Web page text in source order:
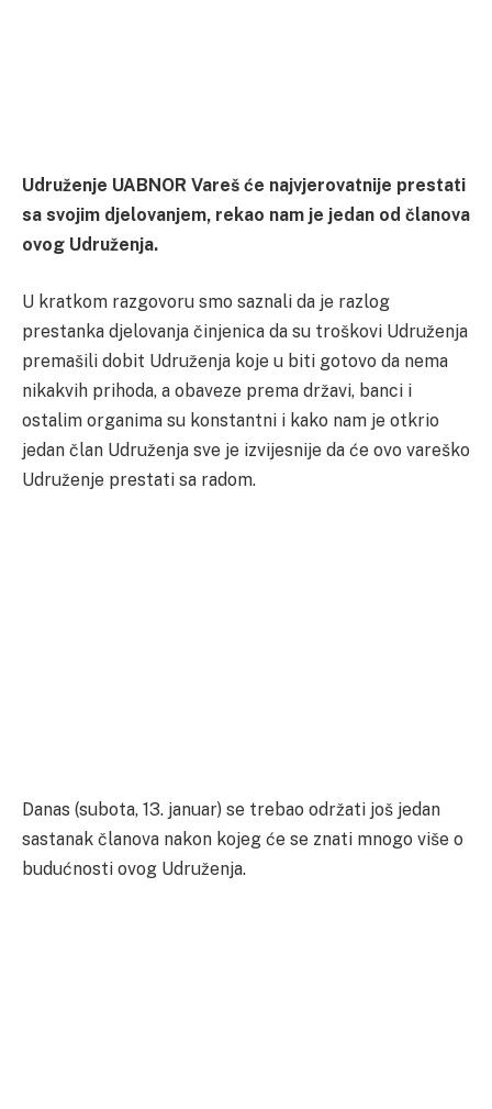
Udruženje UABNOR Vareš će najvjerovatnije prestati
sa svojim djelovanjem, rekao nam je jedan od članova
ovog Udruženja.
U kratkom razgovoru smo saznali da je razlog
prestanka djelovanja činjenica da su troškovi Udruženja
premašili dobit Udruženja koje u biti gotovo da nema
nikakvih prihoda, a obaveze prema državi, banci i
ostalim organima su konstantni i kako nam je otkrio
jedan član Udruženja sve je izvijesnije da će ovo vareško
Udruženje prestati sa radom.
Danas (subota, 13. januar) se trebao održati još jedan
sastanak članova nakon kojeg će se znati mnogo više o
budućnosti ovog Udruženja.